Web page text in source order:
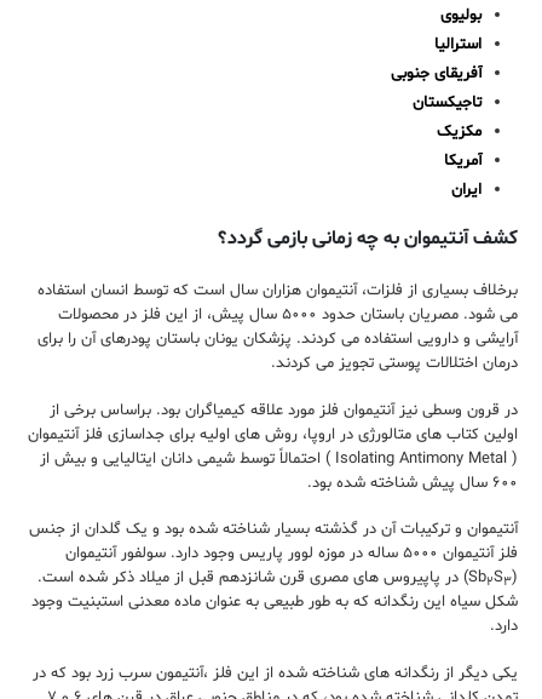
بولیوی
استرالیا
آفریقای جنوبی
تاجیكستان
مكزیک
آمریكا
ایران
کشف آنتیموان به چه زمانی بازمی گردد؟
برخلاف بسیاری از فلزات، آنتیموان هزاران سال است که توسط انسان استفاده
می شود. مصریان باستان حدود ۵۰۰۰ سال پیش، از این فلز در محصولات
آرایشی و دارویی استفاده می کردند. پزشکان یونان باستان پودرهای آن را برای
درمان اختلالات پوستی تجویز می کردند.
در قرون وسطی نیز آنتیموان فلز مورد علاقه کیمیاگران بود. براساس برخی از
اولین کتاب های متالورژی در اروپا، روش های اولیه برای جداسازی فلز آنتیموان
( Isolating Antimony Metal ) احتمالاً توسط شیمی دانان ایتالیایی و بیش از
۶۰۰ سال پیش شناخته شده بود.
آنتیموان و ترکیبات آن در گذشته بسیار شناخته شده بود و یک گلدان از جنس
فلز آنتیموان ۵۰۰۰ ساله در موزه لوور پاریس وجود دارد. سولفور آنتیموان
(Sb
۲S۳
) در پاپیروس های مصری قرن شانزدهم قبل از میلاد ذکر شده است.
شکل سیاه این رنگدانه که به طور طبیعی به عنوان ماده معدنی استبنیت وجود
دارد.
یکی دیگر از رنگدانه های شناخته شده از این فلز ،آنتیمون سرب زرد بود که در